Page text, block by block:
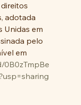
adotada
Unidas em
pelo
em
0B0zTmpBe